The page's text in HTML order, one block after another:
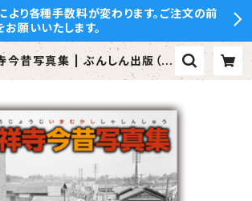
より各種手数料が変わります。ご注文の前
お願いいたします。
今昔写真集 | ぶんしん出版（株
式会社文伸）